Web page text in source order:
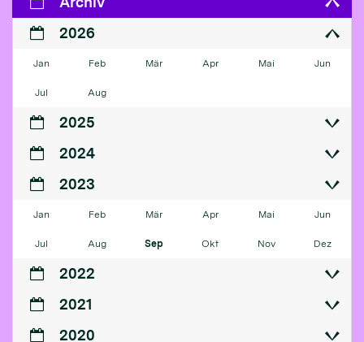
2026
Jan Feb Mär Apr Mai Jun
Jul Aug
2025
2024
2023
Jan Feb Mär Apr Mai Jun
Jul Aug Sep Okt Nov Dez
2022
2021
2020